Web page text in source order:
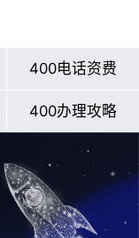
400电话资费
400办理攻略